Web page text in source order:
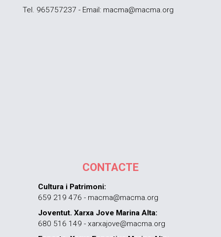
Tel. 965757237 - Email: macma@macma.org
CONTACTE
Cultura i Patrimoni:
659 219 476 - macma@macma.org
Joventut. Xarxa Jove Marina Alta:
680 516 149 - xarxajove@macma.org